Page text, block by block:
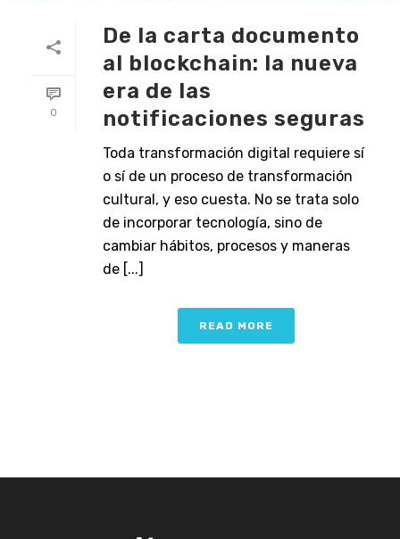
0
De la carta documento
al blockchain: la nueva
era de las
notificaciones seguras
Toda transformación digital requiere sí
o sí de un proceso de transformación
cultural, y eso cuesta. No se trata solo
de incorporar tecnología, sino de
cambiar hábitos, procesos y maneras
de [...]
READ MORE